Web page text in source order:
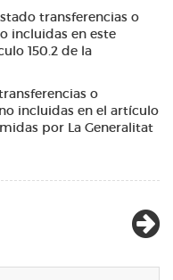
transferencias o
incluidas en este
150.2 de la
o
incluidas en el artículo
por La Generalitat